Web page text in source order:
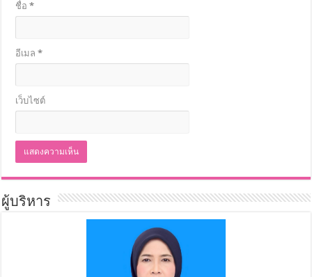
ชื่อ*
อีเมล*
เว็บไซต์
ผู้บริหาร